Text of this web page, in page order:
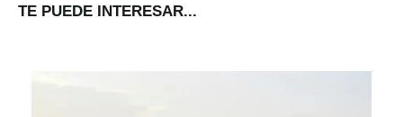
TE PUEDE INTERESAR...